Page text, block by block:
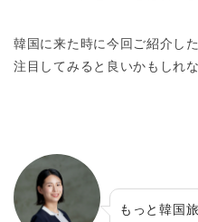
韓国に来た時に今回ご紹介し
注目してみると良いかもしれな
もっと韓国